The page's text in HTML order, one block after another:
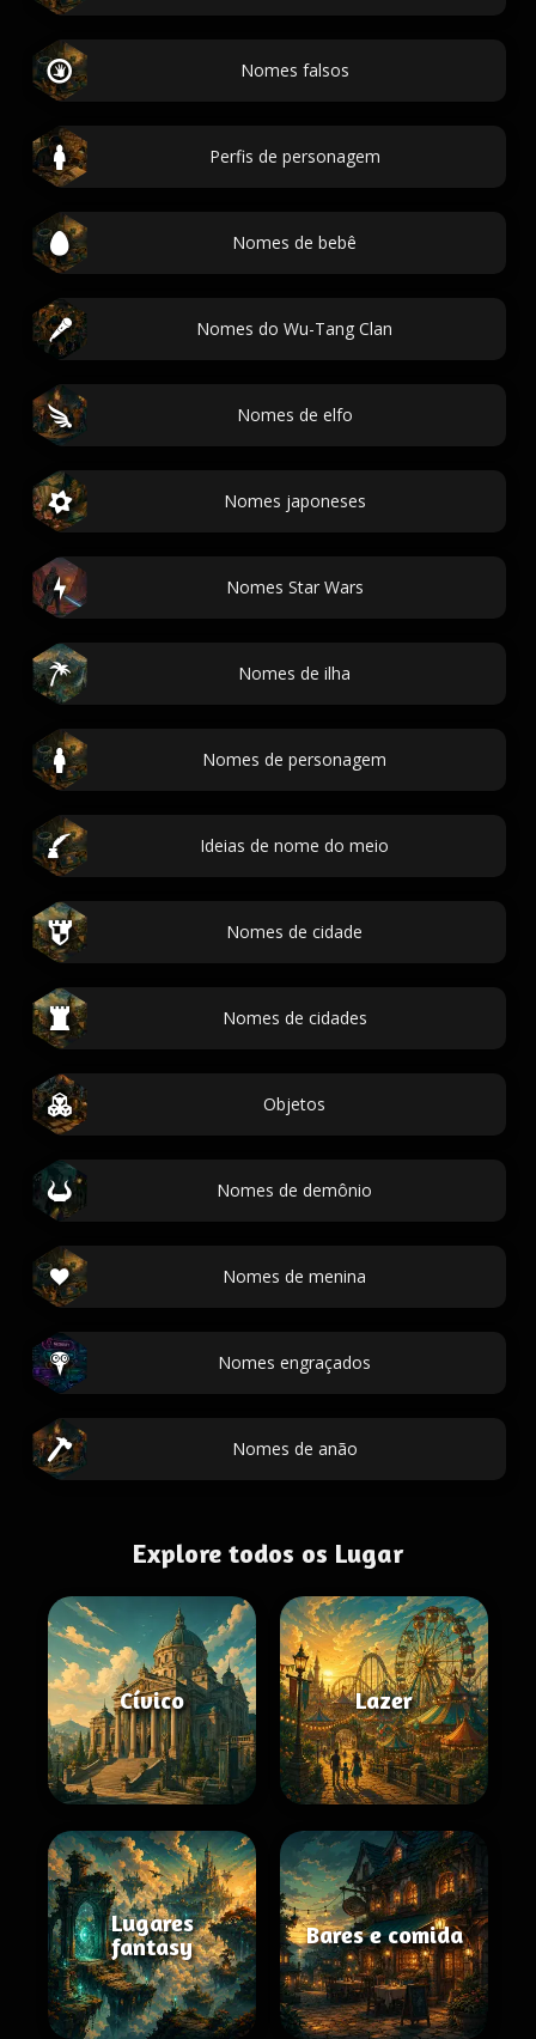
Nomes falsos
Perfis de personagem
Nomes de bebê
Nomes do Wu-Tang Clan
Nomes de elfo
Nomes japoneses
Nomes Star Wars
Nomes de ilha
Nomes de personagem
Ideias de nome do meio
Nomes de cidade
Nomes de cidades
Objetos
Nomes de demônio
Nomes de menina
Nomes engraçados
Nomes de anão
Explore todos os Lugar
Cívico Lazer
Lugares
fantasy
Bares e comida